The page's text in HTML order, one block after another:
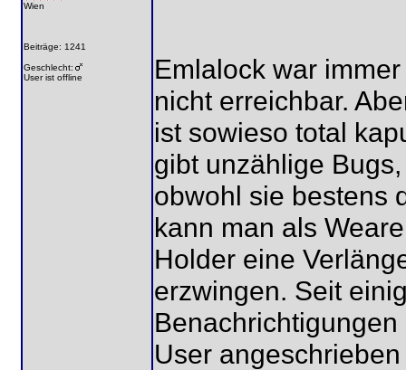
Wien
Beiträge: 1241
Geschlecht:
User ist offline
Emlalock war
nicht erreichbar.
ist sowieso total
gibt unzählige
obwohl sie bestens
kann man als
Holder eine
erzwingen. Seit
User